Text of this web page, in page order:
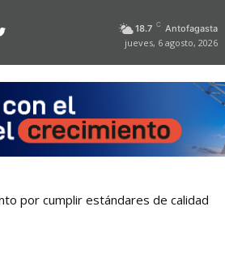
18.7 C Antofagasta
jueves, 6 agosto, 2026
por cumplir estándares de calidad